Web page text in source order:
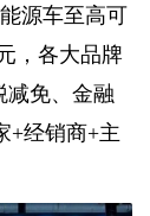
源车至高可
，各大品牌
减免、金融
+经销商+主